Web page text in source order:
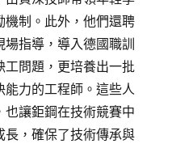
機制。此外，他們還聘
指導，導入德國職訓
工問題，更培養出一批
力的工程師。這些人
讓鉅鋼在技術競賽中
長，確保了技術傳承與